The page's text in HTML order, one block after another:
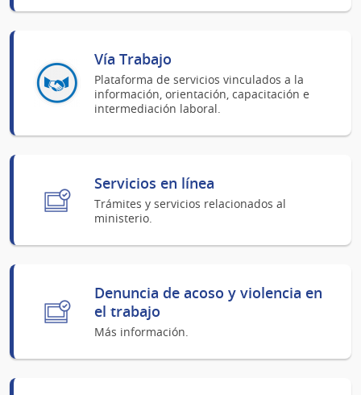
Vía Trabajo
Plataforma de servicios vinculados a la
información, orientación, capacitación e
intermediación laboral.
Servicios en línea
Trámites y servicios relacionados al
ministerio.
Denuncia de acoso y violencia en
el trabajo
Más información.